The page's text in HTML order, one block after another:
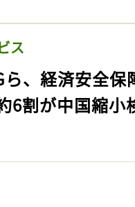
ス
ら、経済安全
6割が中国縮小